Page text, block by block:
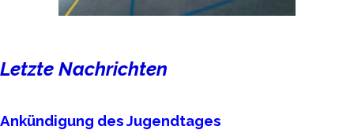
Block überspringen Letzte Nachrichten
Letzte Nachrichten
Ankündigung des Jugendtages